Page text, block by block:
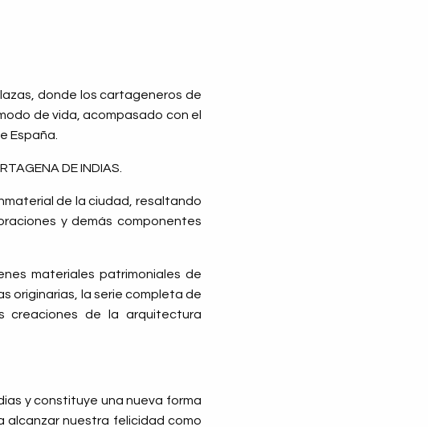
donde los cartageneros de
de vida, acompasado con el
España.
DE INDIAS.
de la ciudad, resaltando
y demás componentes
materiales patrimoniales de
originarias, la serie completa de
creaciones de la arquitectura
y constituye una nueva forma
alcanzar nuestra felicidad como